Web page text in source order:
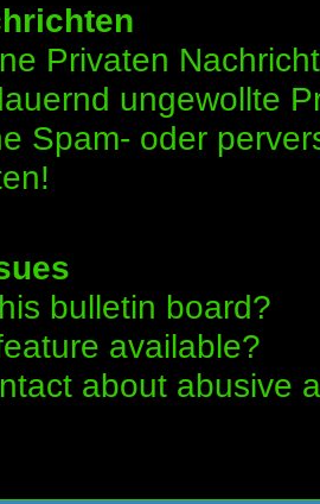
Privaten
ungewollte
Spam- oder
bulletin board?
available?
about abusive